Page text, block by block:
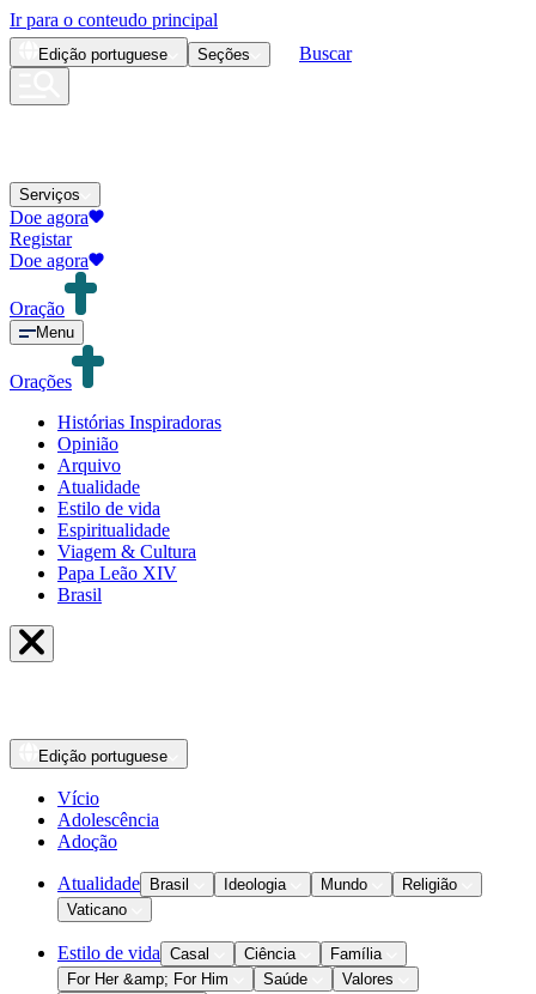
Ir para o conteudo principal
Edição portuguese Seções Buscar
Serviços
Doe agora
Registar
Doe agora
Oração
Menu
Orações
Histórias Inspiradoras
Opinião
Arquivo
Atualidade
Estilo de vida
Espiritualidade
Viagem & Cultura
Papa Leão XIV
Brasil
Edição portuguese
Vício
Adolescência
Adoção
Atualidade Brasil Ideologia Mundo
Religião
Vaticano
Estilo de vida Casal Ciência
Família
For Her &amp; For Him
Saúde
Valores